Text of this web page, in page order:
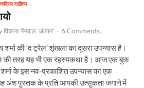
साहित्य
विकास नैनवाल 'अंजान' - 6 Comments.
की ‘द ट्रेल’ शृंखला का दूसरा उपन्यास है।
की तरह यह भी एक रहस्यकथा है। आज एक बुक
के इस नव-प्रकाशित उपन्यास का एक
अंश पुस्तक के प्रति आपकी उत्सुकता जगाने में